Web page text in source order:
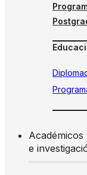
Académicos
e